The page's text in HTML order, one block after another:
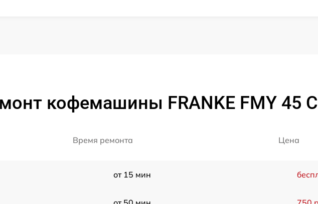
кофемашины FRANKE FMY 45
Время ремонта Цена
от 15 мин